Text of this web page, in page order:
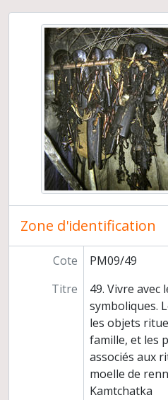
Agriculture
Profils d'objets. Approches d'anthropologues et
Recherches franco-bulgares sur le
Les carrières de El Ferriol et
Le Mexique d'hier et d'aujourd'hui. Le Mexique,
Des peintures
Du sel et des hommes :
La chaîne opératoire funéraire, exemples de gestes et de
Zone d'identification
Cote
PM09/49
Titre
49. Vivre avec
symboliques.
les objets
famille, et les
associés aux
moelle de
Kamtchatka